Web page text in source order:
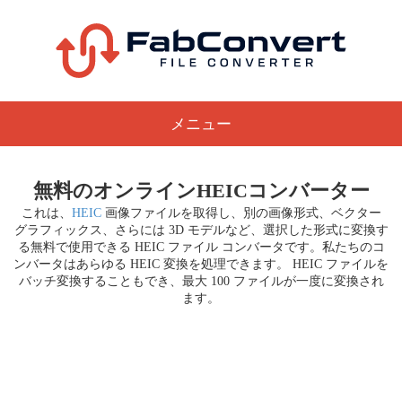
メニュー
無料のオンラインHEICコンバーター
これは、 HEIC画像ファイルを取得し、別の画像形式、ベクター
グラフィックス、さらには 3D モデルなど、選択した形式に変換す
る無料で使用できる HEIC ファイル コンバータです。私たちのコ
ンバータはあらゆる HEIC 変換を処理できます。 HEIC ファイルを
バッチ変換することもでき、最大 100 ファイルが一度に変換され
ます。